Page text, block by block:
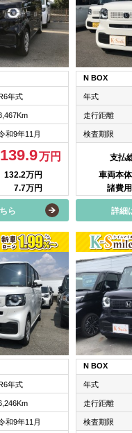
R6年式
和9年11月
139.9万円
132.2万円
7.7万円
ら
N BOX
年式
走行距離
検査期限
支払
車両本体
諸費用
詳細
年式
和9年11月
N BOX
年式
走行距離
検査期限